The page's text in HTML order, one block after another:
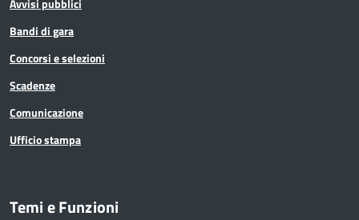
Avvisi pubblici
Bandi di gara
Concorsi e selezioni
Scadenze
Comunicazione
Ufficio stampa
Temi e Funzioni